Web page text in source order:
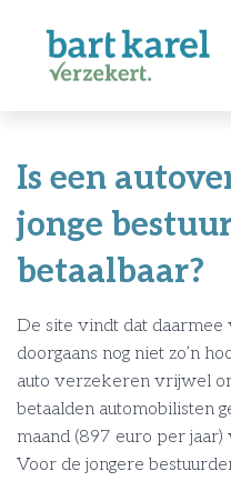
Is een
jonge
betaalbaar?
De site vindt dat daarmee
doorgaans nog niet zo’n
auto verzekeren vrijwel
betaalden automobilisten
maand (897 euro per
Voor de jongere